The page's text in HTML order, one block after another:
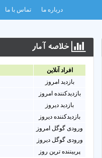
درباره ما تماس با ما
خلاصه آمار
افراد آنلاين
بازدید امروز
بازدیدکننده امروز
بازدید دیروز
بازدیدکننده دیروز
ورودی گوگل امروز
ورودی گوگل دیروز
پربیننده ترین روز